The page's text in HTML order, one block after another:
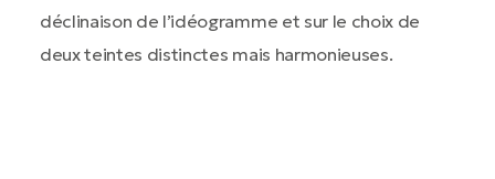
déclinaison de l’idéogramme et sur le choix de
deux teintes distinctes mais harmonieuses.